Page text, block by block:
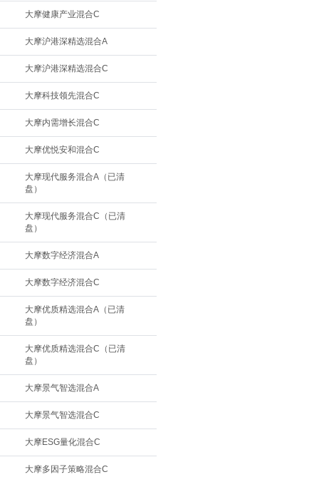
大摩健康产业混合C
大摩沪港深精选混合A
大摩沪港深精选混合C
大摩科技领先混合C
大摩内需增长混合C
大摩优悦安和混合C
大摩现代服务混合A（已清
盘）
大摩现代服务混合C（已清
盘）
大摩数字经济混合A
大摩数字经济混合C
大摩优质精选混合A（已清
盘）
大摩优质精选混合C（已清
盘）
大摩景气智选混合A
大摩景气智选混合C
大摩ESG量化混合C
大摩多因子策略混合C